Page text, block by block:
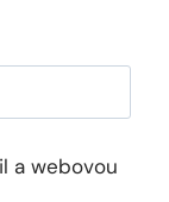
a webovou